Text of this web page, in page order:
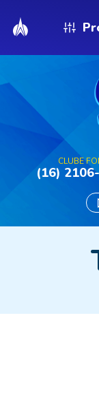
CLUBE
(16)